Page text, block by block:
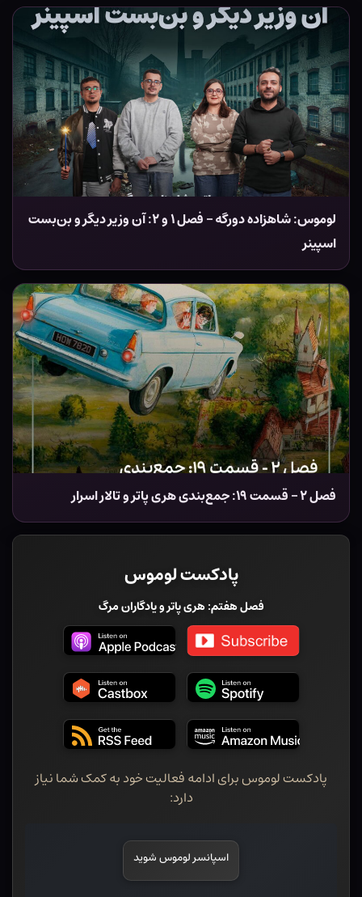
لوموس: شاهزاده دورگه – فصل ۱ و ۲: آن وزیر دیگر و بن‌بست
اسپینر
فصل ۲ – قسمت ۱۹: جمع‌بندی هری پاتر و تالار اسرار
پادکست لوموس
فصل هفتم: هری پاتر و یادگاران مرگ
پادکست لوموس برای ادامه فعالیت خود به کمک شما نیاز
دارد:
اسپانسر لوموس شوید